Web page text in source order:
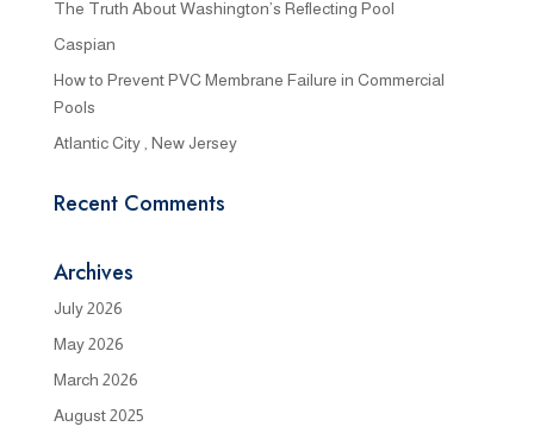
The Truth About Washington’s Reflecting Pool
Caspian
How to Prevent PVC Membrane Failure in Commercial
Pools
Atlantic City , New Jersey
Recent Comments
Archives
July 2026
May 2026
March 2026
August 2025